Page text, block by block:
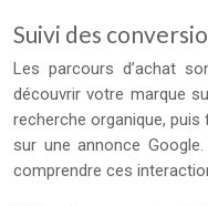
Suivi des
Les parcours d’achat
découvrir votre marque
recherche organique,
sur une annonce
comprendre ces